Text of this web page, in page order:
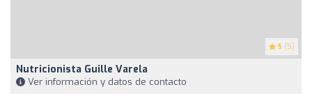
5 (5)
Nutricionista Guille Varela
Ver información y datos de contacto